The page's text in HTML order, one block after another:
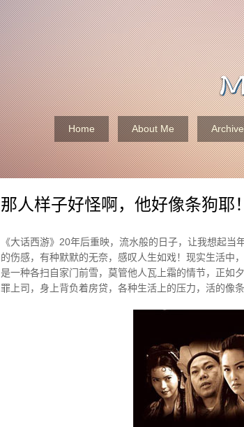
Home About Me
那人样子好怪啊，他好像条狗耶！
《大话西游》20年后重映，流水般的日子，让我想起
的伤感，有种默默的无奈，感叹人生如戏！现实生活中
是一种各扫自家门前雪，莫管他人瓦上霜的情节，正如
罪上司，身上背负着房贷，各种生活上的压力，活的像条